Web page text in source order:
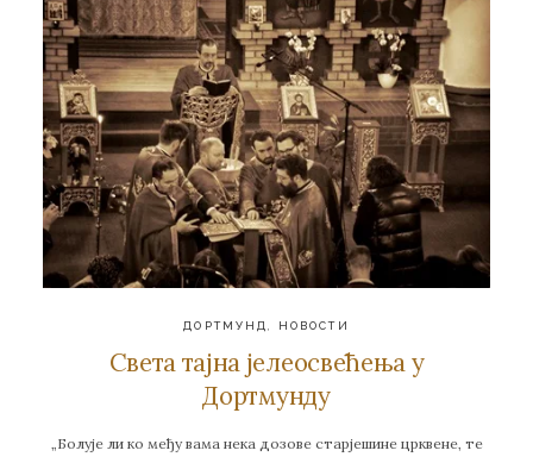
ДОРТМУНД НОВОСТИ
Света тајна јелеосвећења у
Дортмунду
„Болује ли ко међу вама нека дозове старјешине црквене, те